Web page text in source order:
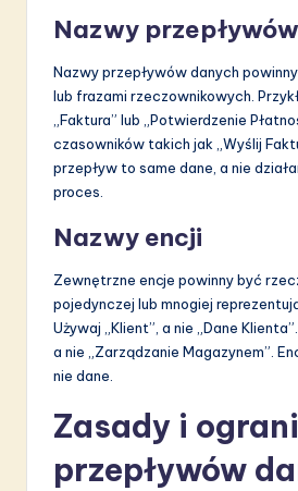
Nazwy
Nazwy przepływów danych
lub frazami rzeczownikowych.
„Faktura” lub „Potwierdzenie
czasowników takich jak „Wyślij
przepływ to same dane, a nie
proces.
Nazwy encji
Zewnętrzne encje powinny być
pojedynczej lub mnogiej
Używaj „Klient”, a nie „Dane
a nie „Zarządzanie Magazynem”.
nie dane.
Zasady i
przepływów